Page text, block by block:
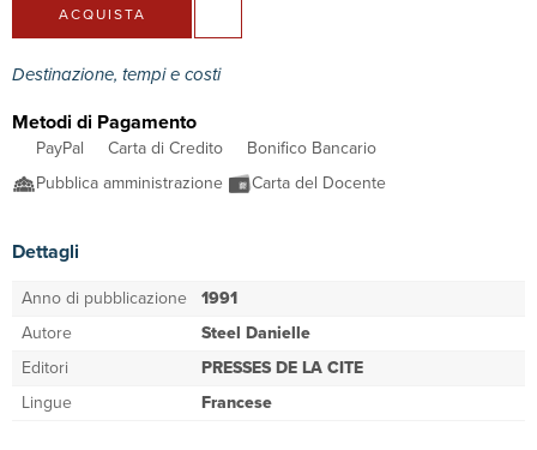
ACQUISTA
Destinazione, tempi e costi
Metodi di Pagamento
PayPal Carta di Credito
Bonifico Bancario
Pubblica amministrazione
Carta del Docente
Dettagli
Anno di pubblicazione 1991
Autore
Steel Danielle
Editori
PRESSES DE LA CITE
Lingue
Francese